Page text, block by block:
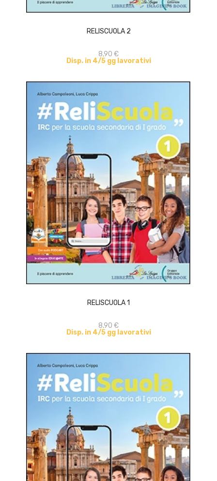
RELISCUOLA 2
8,90 €
Disp. in 4/5 gg lavorativi
ACQUISTA
RELISCUOLA 1
8,90 €
Disp. in 4/5 gg lavorativi
ACQUISTA